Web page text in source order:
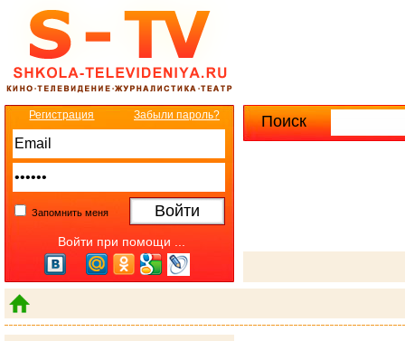
Поиск
Регистрация Забыли пароль?
Запомнить меня
Войти при помощи ...